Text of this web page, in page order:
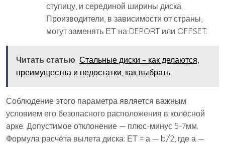
ступицу, и серединой ширины диска.
Производители, в зависимости от страны,
могут заменять ЕТ на DEPORT или OFFSET.
Читать статью Стальные диски – как делаются,
преимущества и недостатки, как выбрать
Соблюдение этого параметра является важным
условием его безопасного расположения в колёсной
арке. Допустимое отклонение — плюс-минус 5-7мм.
Формула расчёта вылета диска: ЕТ = а — b/2, где а —